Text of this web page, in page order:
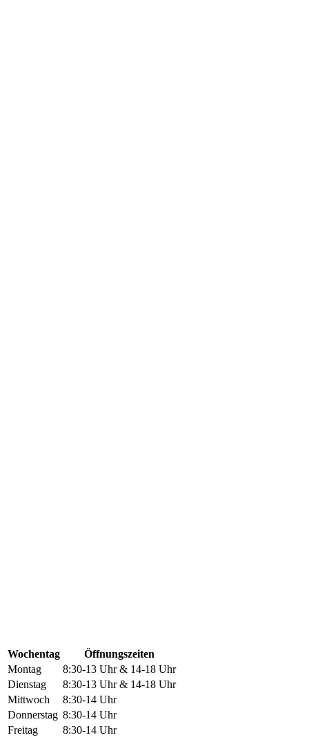
Wochentag
Öffnungszeiten
Montag
8:30-13 Uhr & 14-18 Uhr
Dienstag
8:30-13 Uhr & 14-18 Uhr
Mittwoch
8:30-14 Uhr
Donnerstag 8:30-14 Uhr
Freitag
8:30-14 Uhr